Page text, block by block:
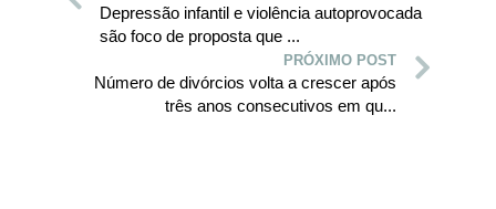
Depressão infantil e violência autoprovocada
são foco de proposta que ...
PRÓXIMO POST
Número de divórcios volta a crescer após
três anos consecutivos em qu...